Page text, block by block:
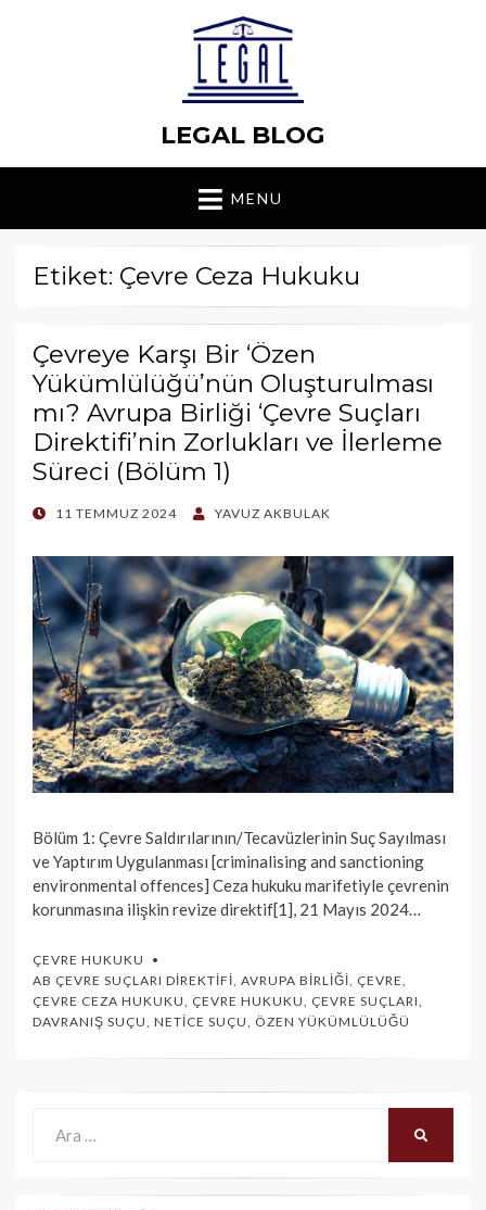
LEGAL BLOG
MENU
Etiket: Çevre Ceza Hukuku
Çevreye Karşı Bir ‘Özen
Yükümlülüğü’nün Oluşturulması
mı? Avrupa Birliği ‘Çevre Suçları
Direktifi’nin Zorlukları ve İlerleme
Süreci (Bölüm 1)
POSTED
11 TEMMUZ 2024 YAVUZ AKBULAK
Bölüm 1: Çevre Saldırılarının/Tecavüzlerinin Suç Sayılması
ve Yaptırım Uygulanması [criminalising and sanctioning
environmental offences] Ceza hukuku marifetiyle çevrenin
korunmasına ilişkin revize direktif[1], 21 Mayıs 2024…
ÇEVRE HUKUKU
AB ÇEVRE SUÇLARI DIREKTIFI, AVRUPA BIRLIĞI, ÇEVRE,
ÇEVRE CEZA HUKUKU, ÇEVRE HUKUKU, ÇEVRE SUÇLARI,
DAVRANIŞ SUÇU, NETICE SUÇU, ÖZEN YÜKÜMLÜLÜĞÜ